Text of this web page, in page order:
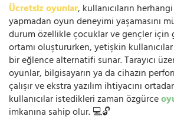
Ücretsiz oyunlar, kullanıcıların
yapmadan oyun deneyimi yaşamasını
durum özellikle çocuklar ve gençler
ortamı oluştururken, yetişkin
bir eğlence alternatifi sunar. Tarayıcı
oyunlar, bilgisayarın ya da cihazın
çalışır ve ekstra yazılım ihtiyacını
kullanıcılar istedikleri zaman özgürce
imkanına sahip olur. 💻🔓